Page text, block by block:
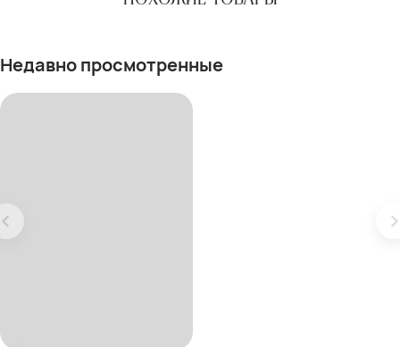
Недавно просмотренные